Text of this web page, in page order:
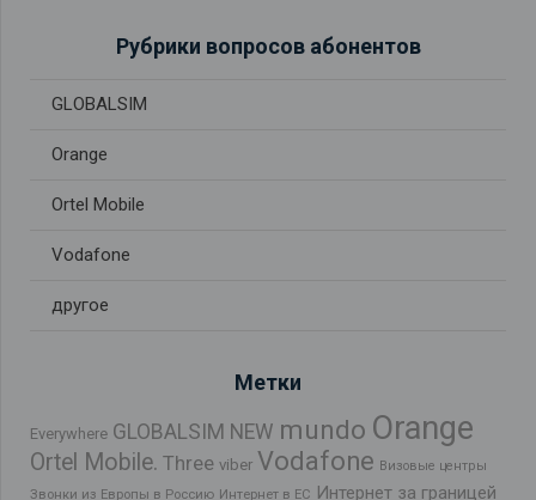
Рубрики вопросов абонентов
GLOBALSIM
Orange
Ortel Mobile
Vodafone
другое
Метки
Everywhere GLOBALSIM NEW mundo Orange
Ortel Mobile. Three viber Vodafone Визовые центры
Звонки из Европы в Россию Интернет в ЕС Интернет за границей